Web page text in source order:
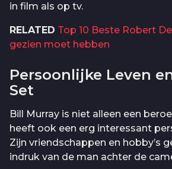
in film als op tv.
RELATED Top 10 Beste Robert
gezien moet hebben
Persoonlijke Leven
Set
Bill Murray is niet alleen een
heeft ook een erg interessant
Zijn vriendschappen en hobby’s
indruk van de man achter de